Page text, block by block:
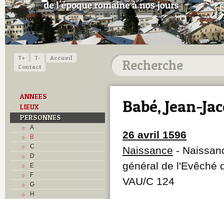
T+ T-
Accueil
Contact
ANNEES
LIEUX
PERSONNES
A
B
C
D
E
F
G
H
Babé, Jean-
26 avril 1596
Naissance -
général de l'Evêché
VAU/C 124